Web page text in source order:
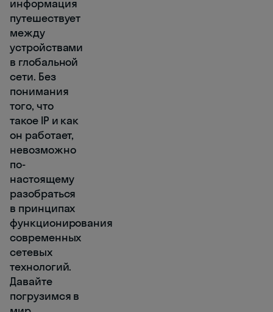
информация
путешествует
между
устройствами
в глобальной
сети. Без
понимания
того, что
такое IP и как
он работает,
невозможно
по-
настоящему
разобраться
в принципах
функционирования
современных
сетевых
технологий.
Давайте
погрузимся в